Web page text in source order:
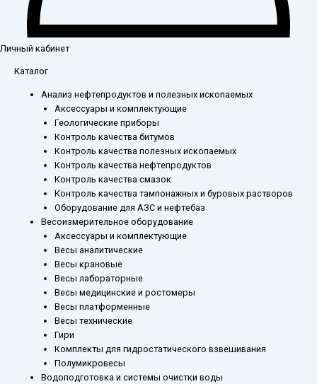
Личный кабинет
Каталог
Анализ нефтепродуктов и полезных ископаемых
Аксессуары и комплектующие
Геологические приборы
Контроль качества битумов
Контроль качества полезных ископаемых
Контроль качества нефтепродуктов
Контроль качества смазок
Контроль качества тампонажных и буровых растворов
Оборудование для АЗС и нефтебаз
Весоизмерительное оборудование
Аксессуары и комплектующие
Весы аналитические
Весы крановые
Весы лабораторные
Весы медицинские и ростомеры
Весы платформенные
Весы технические
Гири
Комплекты для гидростатического взвешивания
Полумикровесы
Водоподготовка и системы очистки воды
Количество
Стакан